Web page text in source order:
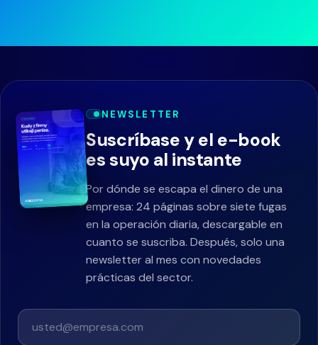
NEWSLETTER
Suscríbase y el e-book
es suyo al instante
Por dónde se escapa el dinero de una
empresa: 24 páginas sobre siete fugas
en la operación diaria, descargable en
cuanto se suscriba. Después, solo una
newsletter al mes con novedades
prácticas del sector.